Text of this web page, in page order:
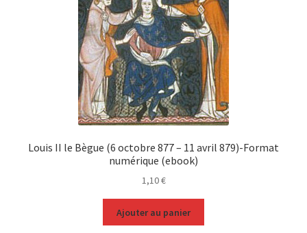
Louis II le Bègue (6 octobre 877 – 11 avril 879)-Format
numérique (ebook)
1,10€
Ajouter au panier